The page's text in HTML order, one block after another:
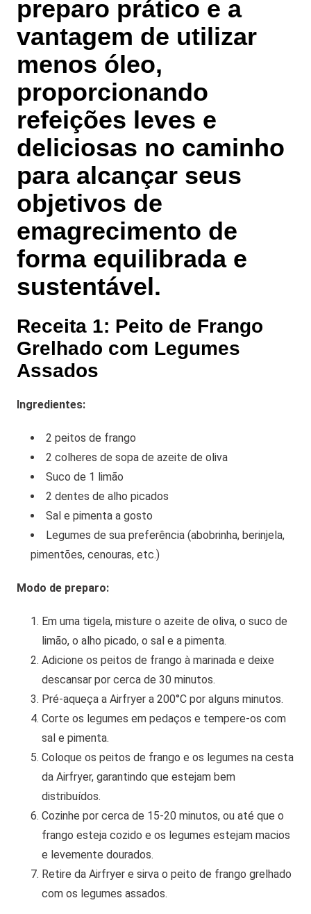
preparo prático e a
vantagem de utilizar
menos óleo,
proporcionando
refeições leves e
deliciosas no caminho
para alcançar seus
objetivos de
emagrecimento de
forma equilibrada e
sustentável.
Receita 1: Peito de Frango
Grelhado com Legumes
Assados
Ingredientes:
2 peitos de frango
2 colheres de sopa de azeite de oliva
Suco de 1 limão
2 dentes de alho picados
Sal e pimenta a gosto
Legumes de sua preferência (abobrinha, berinjela,
pimentões, cenouras, etc.)
Modo de preparo:
Em uma tigela, misture o azeite de oliva, o suco de
limão, o alho picado, o sal e a pimenta.
Adicione os peitos de frango à marinada e deixe
descansar por cerca de 30 minutos.
Pré-aqueça a Airfryer a 200°C por alguns minutos.
Corte os legumes em pedaços e tempere-os com
sal e pimenta.
Coloque os peitos de frango e os legumes na cesta
da Airfryer, garantindo que estejam bem
distribuídos.
Cozinhe por cerca de 15-20 minutos, ou até que o
frango esteja cozido e os legumes estejam macios
e levemente dourados.
Retire da Airfryer e sirva o peito de frango grelhado
com os legumes assados.